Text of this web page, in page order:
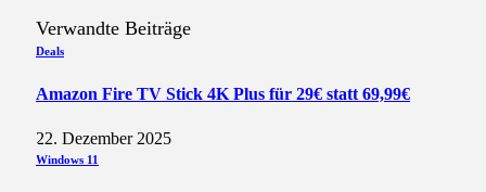
Verwandte Beiträge
Deals
Amazon Fire TV Stick 4K Plus für 29€ statt 69,99€
22. Dezember 2025
Windows 11